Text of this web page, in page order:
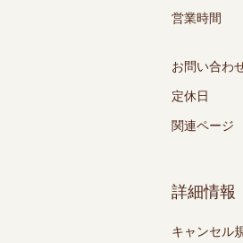
営業時間
お問い合わ
定休日
関連ページ
詳細情報
キャンセル